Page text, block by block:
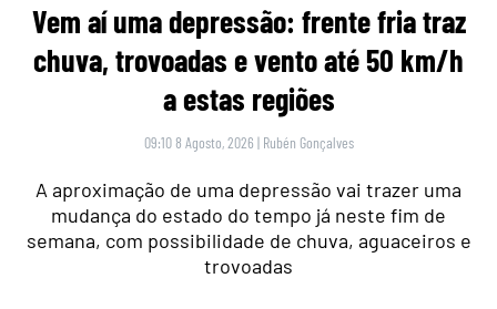
Vem aí uma depressão: frente fria traz
chuva, trovoadas e vento até 50 km/h
a estas regiões
09:10 8 Agosto, 2026 | Rubén Gonçalves
A aproximação de uma depressão vai trazer uma
mudança do estado do tempo já neste fim de
semana, com possibilidade de chuva, aguaceiros e
trovoadas